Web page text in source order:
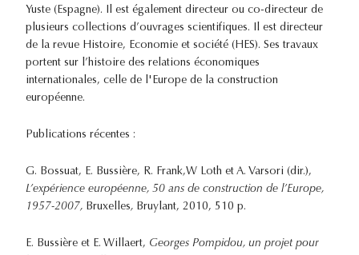
Yuste (Espagne). Il est également directeur ou co-directeur de
plusieurs collections d’ouvrages scientifiques. Il est directeur
de la revue Histoire, Economie et société (HES). Ses travaux
portent sur l’histoire des relations économiques
internationales, celle de l'Europe de la construction
européenne.
Publications récentes :
G. Bossuat, E. Bussière, R. Frank,W Loth et A. Varsori (dir.),
L’expérience européenne, 50 ans de construction de l’Europe,
1957-2007, Bruxelles, Bruylant, 2010, 510 p.
E. Bussière et E. Willaert, Georges Pompidou, un projet pour